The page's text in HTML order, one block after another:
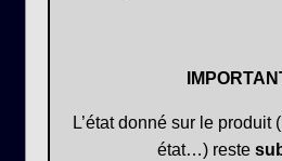
L’état donné sur le produit
état…) reste